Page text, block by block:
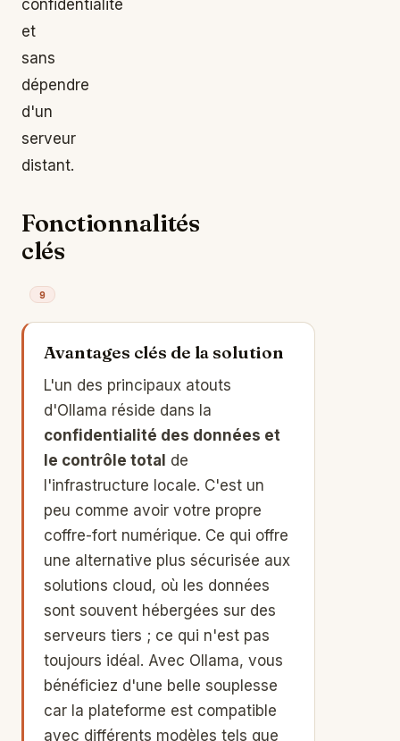
confidentialité
et
sans
dépendre
d'un
serveur
distant.
Fonctionnalités
clés
9
Avantages clés de la solution
L'un des principaux atouts
d'Ollama réside dans la
confidentialité des données et
le contrôle total de
l'infrastructure locale. C'est un
peu comme avoir votre propre
coffre-fort numérique. Ce qui offre
une alternative plus sécurisée aux
solutions cloud, où les données
sont souvent hébergées sur des
serveurs tiers ; ce qui n'est pas
toujours idéal. Avec Ollama, vous
bénéficiez d'une belle souplesse
car la plateforme est compatible
avec différents modèles tels que